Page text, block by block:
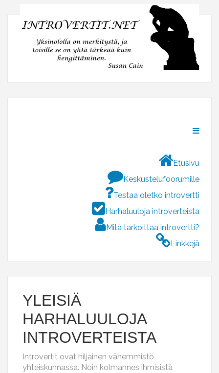
Etusivu
Keskustelufoorumille
Testaa oletko introvertti
Harhaluuloja introverteista
Mitä tarkoittaa introvertti?
Linkkejä
YLEISIÄ
HARHALUULOJA
INTROVERTEISTA
Introvertit ovat hiljainen vähemmistö
yhteiskunnassa. Noin kolmannes ihmisistä